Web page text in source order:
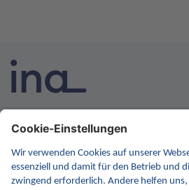
INA ist die nationale
Gesundheitswesen werden. Dafür
kontinuierlich die Inhalte und